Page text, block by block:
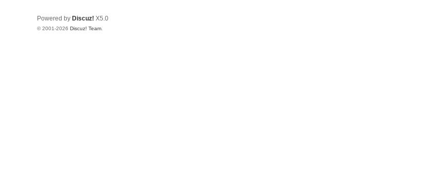
Powered by Discuz! X5.0
© 2001-2026 Discuz! Team